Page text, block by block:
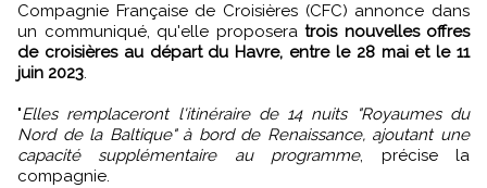
Compagnie Française de Croisières (CFC) annonce dans
un communiqué, qu'elle proposera trois nouvelles offres
de croisières au départ du Havre, entre le 28 mai et le 11
juin 2023.
"Elles remplaceront l'itinéraire de 14 nuits "Royaumes du
Nord de la Baltique" à bord de Renaissance, ajoutant une
capacité supplémentaire au programme, précise la
compagnie.